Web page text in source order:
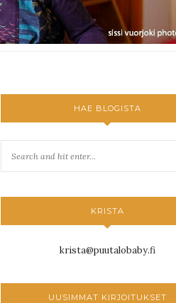
HAE BLOGISTA
KRISTA
krista@puutalobaby.fi
UUSIMMAT KIRJOITUKSET